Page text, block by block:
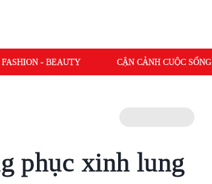
FASHION - BEAUTY CẬN CẢNH CUỘC SỐNG
phục xinh lung